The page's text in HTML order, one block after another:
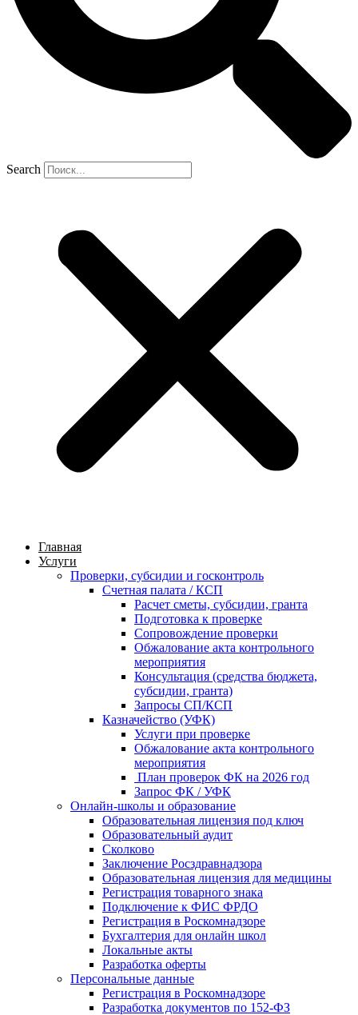
Search
Главная
Услуги
Проверки, субсидии и госконтроль
Счетная палата / КСП
Расчет сметы, субсидии, гранта
Подготовка к проверке
Сопровождение проверки
Обжалование акта контрольного
мероприятия
Консультация (средства бюджета,
субсидии, гранта)
Запросы СП/КСП
Казначейство (УФК)
Услуги при проверке
Обжалование акта контрольного
мероприятия
План проверок ФК на 2026 год
Запрос ФК / УФК
Онлайн-школы и образование
Образовательная лицензия под ключ
Образовательный аудит
Сколково
Заключение Росздравнадзора
Образовательная лицензия для медицины
Регистрация товарного знака
Подключение к ФИС ФРДО
Регистрация в Роскомнадзоре
Бухгалтерия для онлайн школ
Локальные акты
Разработка оферты
Персональные данные
Регистрация в Роскомнадзоре
Разработка документов по 152-ФЗ